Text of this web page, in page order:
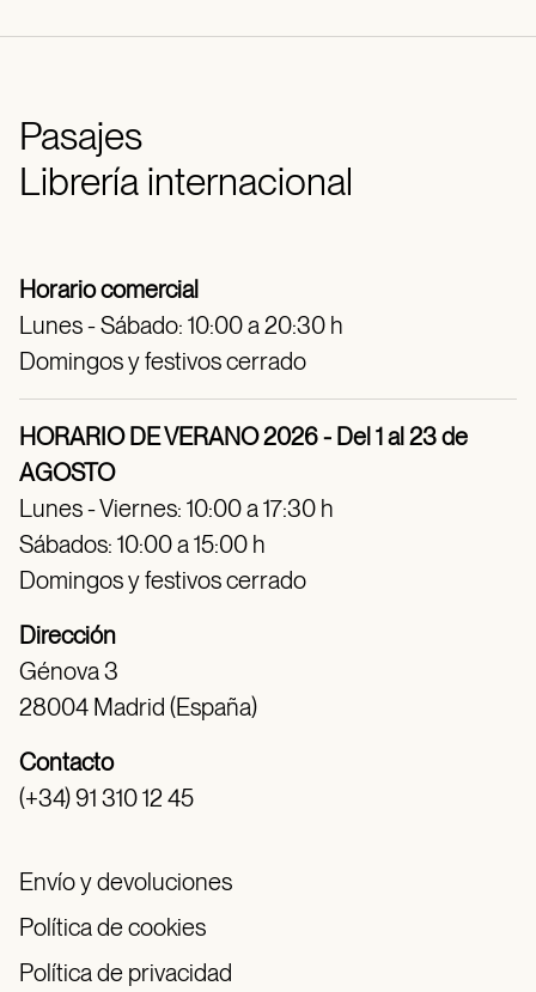
Pasajes
Librería internacional
Horario comercial
Lunes - Sábado: 10:00 a 20:30 h
Domingos y festivos cerrado
HORARIO DE VERANO 2026 - Del 1 al 23 de
AGOSTO
Lunes - Viernes: 10:00 a 17:30 h
Sábados: 10:00 a 15:00 h
Domingos y festivos cerrado
Dirección
Génova 3
28004 Madrid (España)
Contacto
(+34) 91 310 12 45
Envío y devoluciones
Política de cookies
Política de privacidad